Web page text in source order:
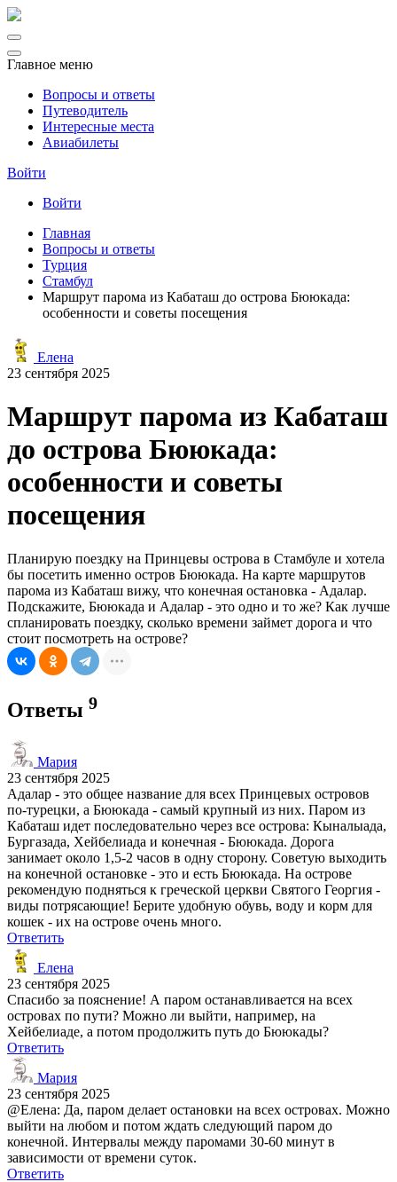
Главное меню
Вопросы и ответы
Путеводитель
Интересные места
Авиабилеты
Войти
Войти
Главная
Вопросы и ответы
Турция
Стамбул
Маршрут парома из Кабаташ до острова Бююкада:
особенности и советы посещения
Елена
23 сентября 2025
Маршрут парома из Кабаташ
до острова Бююкада:
особенности и советы
посещения
Планирую поездку на Принцевы острова в Стамбуле и хотела
бы посетить именно остров Бююкада. На карте маршрутов
парома из Кабаташ вижу, что конечная остановка - Адалар.
Подскажите, Бююкада и Адалар - это одно и то же? Как лучше
спланировать поездку, сколько времени займет дорога и что
стоит посмотреть на острове?
Ответы 9
Мария
23 сентября 2025
Адалар - это общее название для всех Принцевых островов
по-турецки, а Бююкада - самый крупный из них. Паром из
Кабаташ идет последовательно через все острова: Кыналыада,
Бургазада, Хейбелиада и конечная - Бююкада. Дорога
занимает около 1,5-2 часов в одну сторону. Советую выходить
на конечной остановке - это и есть Бююкада. На острове
рекомендую подняться к греческой церкви Святого Георгия -
виды потрясающие! Берите удобную обувь, воду и корм для
кошек - их на острове очень много.
Ответить
Елена
23 сентября 2025
Спасибо за пояснение! А паром останавливается на всех
островах по пути? Можно ли выйти, например, на
Хейбелиаде, а потом продолжить путь до Бююкады?
Ответить
Мария
23 сентября 2025
@Елена: Да, паром делает остановки на всех островах. Можно
выйти на любом и потом ждать следующий паром до
конечной. Интервалы между паромами 30-60 минут в
зависимости от времени суток.
Ответить